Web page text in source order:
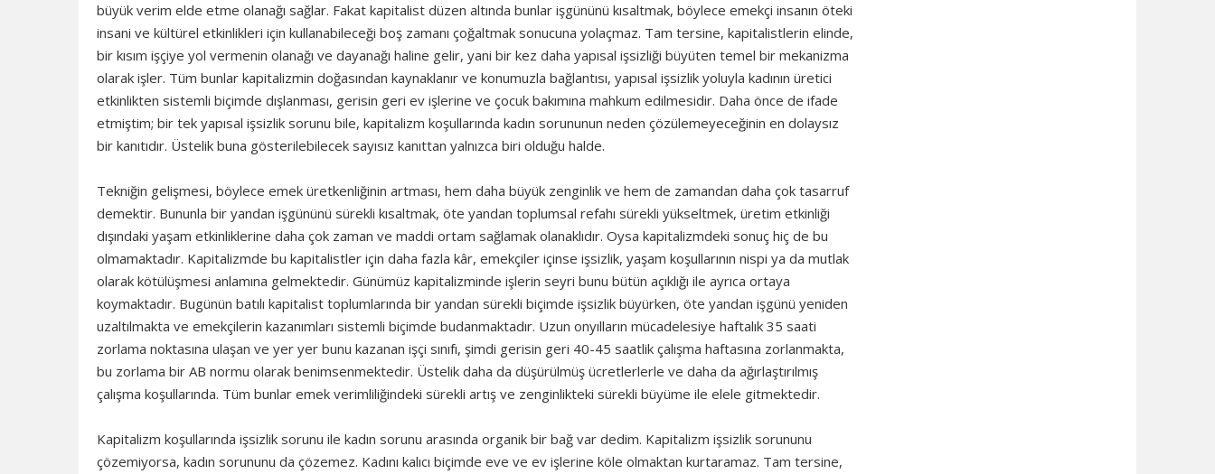
büyük verim elde etme olanağı sağlar. Fakat kapitalist düzen altında bunlar işgününü kısaltmak, böylece emekçi insanın öteki
insani ve kültürel etkinlikleri için kullanabileceği boş zamanı çoğaltmak sonucuna yolaçmaz. Tam tersine, kapitalistlerin elinde,
bir kısım işçiye yol vermenin olanağı ve dayanağı haline gelir, yani bir kez daha yapısal işsizliği büyüten temel bir mekanizma
olarak işler. Tüm bunlar kapitalizmin doğasından kaynaklanır ve konumuzla bağlantısı, yapısal işsizlik yoluyla kadının üretici
etkinlikten sistemli biçimde dışlanması, gerisin geri ev işlerine ve çocuk bakımına mahkum edilmesidir. Daha önce de ifade
etmiştim; bir tek yapısal işsizlik sorunu bile, kapitalizm koşullarında kadın sorununun neden çözülemeyeceğinin en dolaysız
bir kanıtıdır. Üstelik buna gösterilebilecek sayısız kanıttan yalnızca biri olduğu halde.
Tekniğin gelişmesi, böylece emek üretkenliğinin artması, hem daha büyük zenginlik ve hem de zamandan daha çok tasarruf
demektir. Bununla bir yandan işgününü sürekli kısaltmak, öte yandan toplumsal refahı sürekli yükseltmek, üretim etkinliği
dışındaki yaşam etkinliklerine daha çok zaman ve maddi ortam sağlamak olanaklıdır. Oysa kapitalizmdeki sonuç hiç de bu
olmamaktadır. Kapitalizmde bu kapitalistler için daha fazla kâr, emekçiler içinse işsizlik, yaşam koşullarının nispi ya da mutlak
olarak kötülüşmesi anlamına gelmektedir. Günümüz kapitalizminde işlerin seyri bunu bütün açıklığı ile ayrıca ortaya
koymaktadır. Bugünün batılı kapitalist toplumlarında bir yandan sürekli biçimde işsizlik büyürken, öte yandan işgünü yeniden
uzaltılmakta ve emekçilerin kazanımları sistemli biçimde budanmaktadır. Uzun onyılların mücadelesiye haftalık 35 saati
zorlama noktasına ulaşan ve yer yer bunu kazanan işçi sınıfı, şimdi gerisin geri 40-45 saatlik çalışma haftasına zorlanmakta,
bu zorlama bir AB normu olarak benimsenmektedir. Üstelik daha da düşürülmüş ücretlerlerle ve daha da ağırlaştırılmış
çalışma koşullarında. Tüm bunlar emek verimliliğindeki sürekli artış ve zenginlikteki sürekli büyüme ile elele gitmektedir.
Kapitalizm koşullarında işsizlik sorunu ile kadın sorunu arasında organik bir bağ var dedim. Kapitalizm işsizlik sorununu
çözemiyorsa, kadın sorununu da çözemez. Kadını kalıcı biçimde eve ve ev işlerine köle olmaktan kurtaramaz. Tam tersine,